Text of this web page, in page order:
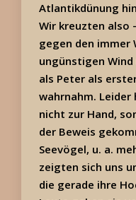
Atlantikdünung
Wir kreuzten also
gegen den immer
ungünstigen Wind
als Peter als
wahrnahm. Leider
nicht zur Hand,
der Beweis
Seevögel, u. a.
zeigten sich uns
die gerade ihre